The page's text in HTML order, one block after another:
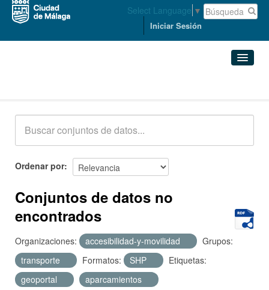
Select Language ▼
Iniciar Sesión
Acerca de
Ordenar por
Conjuntos de datos no
encontrados
Organizaciones: accesibilidad-y-movilidad
Grupos:
transporte
Formatos: SHP
Etiquetas:
geoportal
aparcamientos